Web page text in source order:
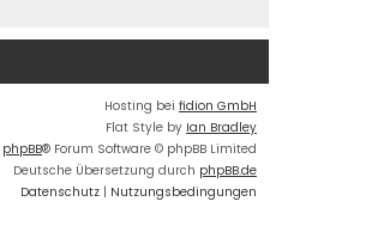
Hosting bei fidion GmbH
Flat Style by Ian Bradley
phpBB® Forum Software © phpBB Limited
Deutsche Übersetzung durch phpBB.de
Datenschutz | Nutzungsbedingungen